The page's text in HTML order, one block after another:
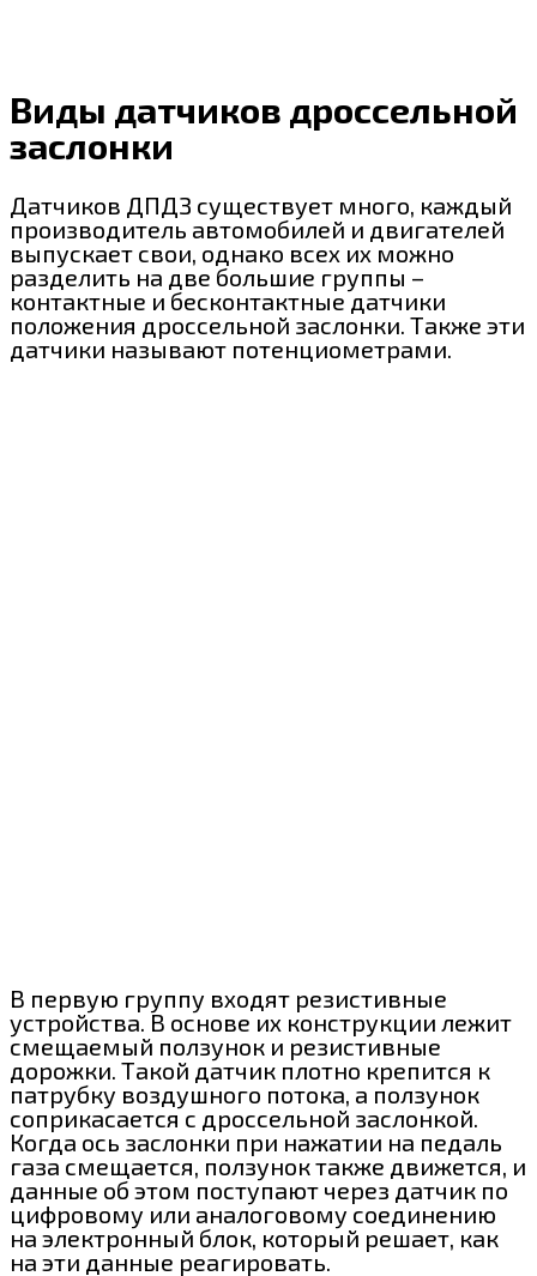
Виды датчиков дроссельной
заслонки
Датчиков ДПДЗ существует много, каждый
производитель автомобилей и двигателей
выпускает свои, однако всех их можно
разделить на две большие группы –
контактные и бесконтактные датчики
положения дроссельной заслонки. Также эти
датчики называют потенциометрами.
В первую группу входят резистивные
устройства. В основе их конструкции лежит
смещаемый ползунок и резистивные
дорожки. Такой датчик плотно крепится к
патрубку воздушного потока, а ползунок
соприкасается с дроссельной заслонкой.
Когда ось заслонки при нажатии на педаль
газа смещается, ползунок также движется, и
данные об этом поступают через датчик по
цифровому или аналоговому соединению
на электронный блок, который решает, как
на эти данные реагировать.